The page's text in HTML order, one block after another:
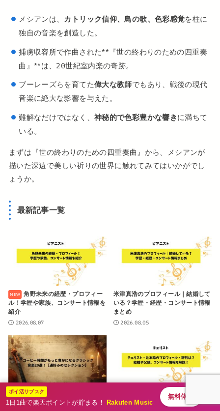
メシアンは、 カトリック信仰、鳥の歌、色彩感覚を柱に
独自の音楽を創造した。
捕虜収容所で作曲された**『世の終わりのための四重奏
曲』**は、20世紀室内楽の奇跡。
ブーレーズらを育てた偉大な教師でもあり、戦後の現代
音楽に絶大な影響を与えた。
難解なだけではなく、 神秘的で色彩豊かな響きに満ちて
いる。
まずは『世の終わりのための四重奏曲』から、メシアンが
描いた深遠で美しい祈りの世界に触れてみてはいかがでし
ょうか。
最新記事一覧
角野未来の経歴・プロフィー
ル！学歴や家族、コンサート情報を
紹介
2026.08.07
米津真浩のプロフィール｜結婚して
いる？学歴・経歴・コンサート情報
まとめ
2026.08.05
コーヒー時間がもっと豊かになるク
ラシック音楽20選【通好みのセレ
チェリスト・辻本玲のプロフィー
ル・評判は？結婚や父親、コンサー
ポイ活サブスク
1日1曲で楽天ポイントが貯まる！ Rakuten Music
無料体験